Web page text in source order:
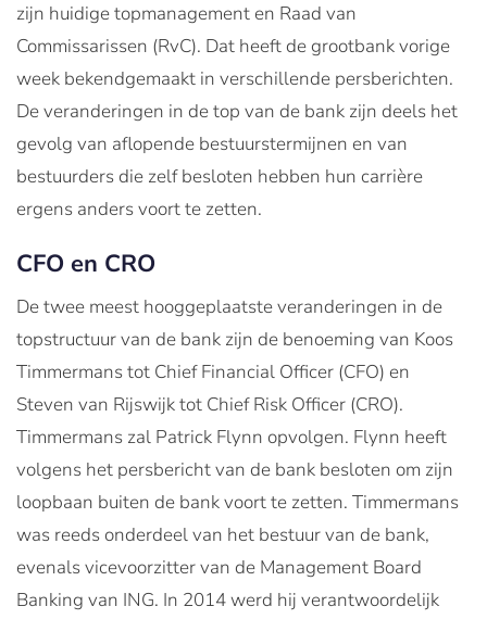
zijn huidige topmanagement en Raad van
Commissarissen (RvC). Dat heeft de grootbank vorige
week bekendgemaakt in verschillende persberichten.
De veranderingen in de top van de bank zijn deels het
gevolg van aflopende bestuurstermijnen en van
bestuurders die zelf besloten hebben hun carrière
ergens anders voort te zetten.
CFO en CRO
De twee meest hooggeplaatste veranderingen in de
topstructuur van de bank zijn de benoeming van Koos
Timmermans tot Chief Financial Officer (CFO) en
Steven van Rijswijk tot Chief Risk Officer (CRO).
Timmermans zal Patrick Flynn opvolgen. Flynn heeft
volgens het persbericht van de bank besloten om zijn
loopbaan buiten de bank voort te zetten. Timmermans
was reeds onderdeel van het bestuur van de bank,
evenals vicevoorzitter van de Management Board
Banking van ING. In 2014 werd hij verantwoordelijk